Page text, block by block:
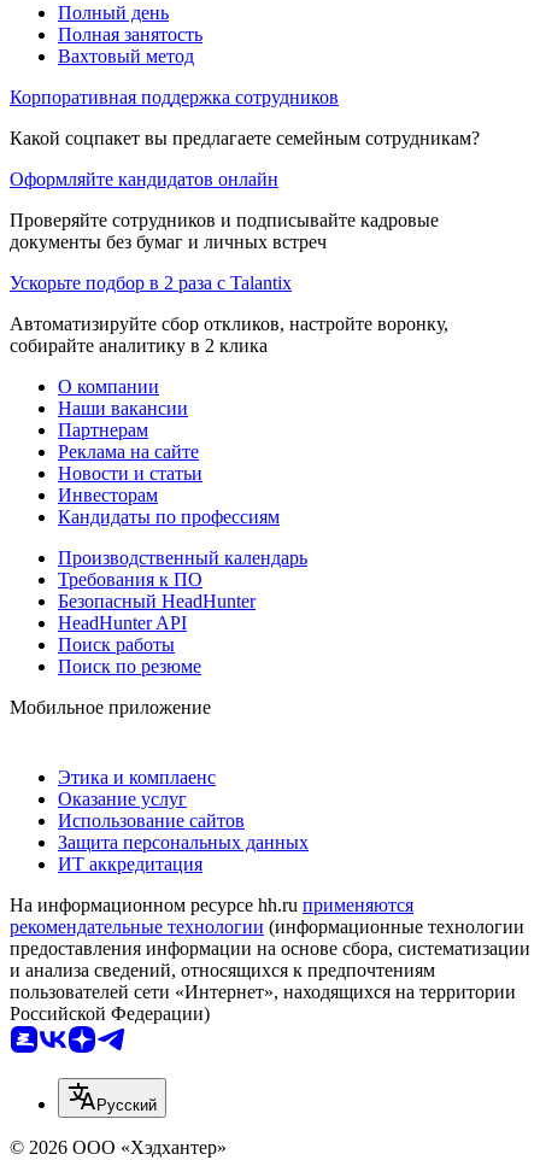
Полный день
Полная занятость
Вахтовый метод
Корпоративная поддержка сотрудников
Какой соцпакет вы предлагаете семейным сотрудникам?
Оформляйте кандидатов онлайн
Проверяйте сотрудников и подписывайте кадровые
документы без бумаг и личных встреч
Ускорьте подбор в 2 раза с Talantix
Автоматизируйте сбор откликов, настройте воронку,
собирайте аналитику в 2 клика
О компании
Наши вакансии
Партнерам
Реклама на сайте
Новости и статьи
Инвесторам
Кандидаты по профессиям
Производственный календарь
Требования к ПО
Безопасный HeadHunter
HeadHunter API
Поиск работы
Поиск по резюме
Мобильное приложение
Этика и комплаенс
Оказание услуг
Использование сайтов
Защита персональных данных
ИТ аккредитация
На информационном ресурсе hh.ru применяются
рекомендательные технологии (информационные технологии
предоставления информации на основе сбора, систематизации
и анализа сведений, относящихся к предпочтениям
пользователей сети «Интернет», находящихся на территории
Российской Федерации)
Русский
© 2026 ООО «Хэдхантер»